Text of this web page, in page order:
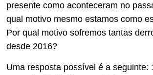
presente como aconteceram no
qual motivo mesmo estamos como
Por qual motivo sofremos tantas
desde 2016?
Uma resposta possível é a seguinte: